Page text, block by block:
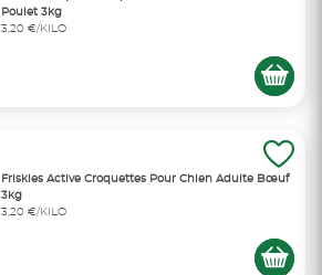
Poulet 3kg
3,20 €/KILO
Friskies Active Croquettes Pour Chien Adulte Bœuf
3kg
3,20 €/KILO